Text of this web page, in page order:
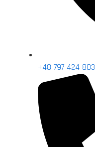
+48 797 424 803